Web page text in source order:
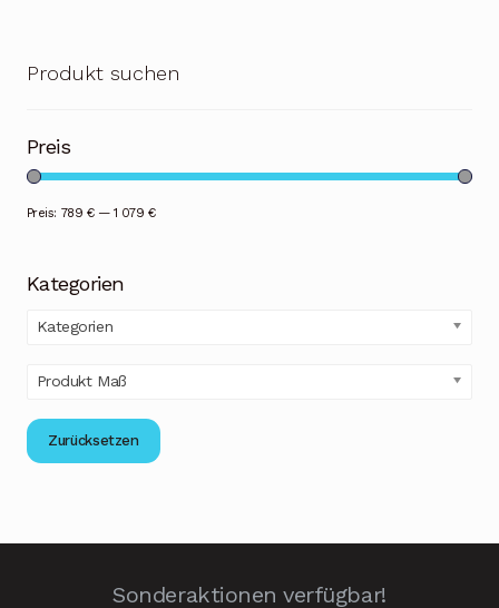
Produkt suchen
Preis
Preis: 789 €— 1 079 €
Kategorien
Kategorien
Produkt Maß
Zurücksetzen
Sonderaktionen verfügbar!